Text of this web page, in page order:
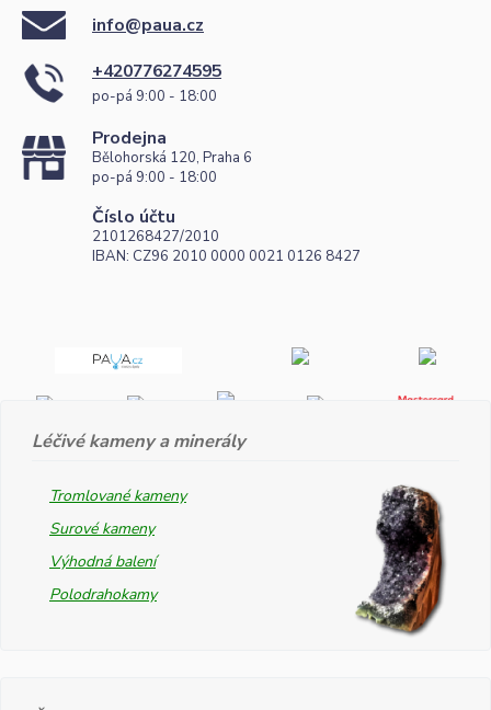
info@paua.cz
+420776274595
po-pá 9:00 - 18:00
Prodejna
Bělohorská 120, Praha 6
po-pá 9:00 - 18:00
Číslo účtu
2101268427/2010
IBAN: CZ96 2010 0000 0021 0126 8427
Léčivé kameny a minerály
Tromlované kameny
Surové kameny
Výhodná balení
Polodrahokamy